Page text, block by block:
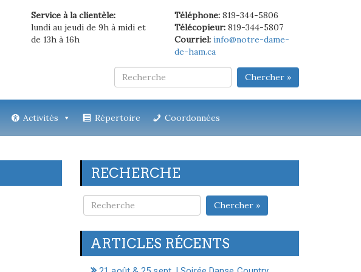
Service à la clientèle:
lundi au jeudi de 9h à midi et
de 13h à 16h
Téléphone:819-344-5806
Télécopieur:819-344-5807
Courriel: info@notre-dame-
de-ham.ca
Chercher »
Activités Répertoire Coordonnées
RECHERCHE
Chercher »
ARTICLES RÉCENTS